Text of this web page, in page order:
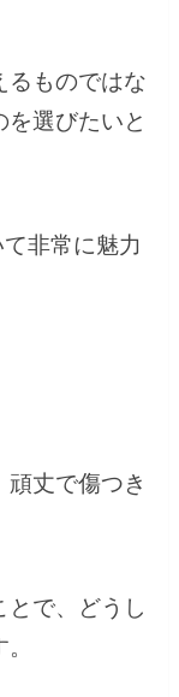
るものではな
選びたいと
非常に魅力
丈で傷つき
で、どうし